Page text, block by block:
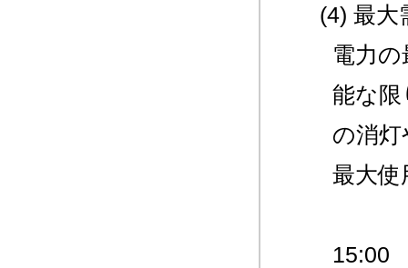
(4) 最大
電力
能な限
の消
最大使
15:00